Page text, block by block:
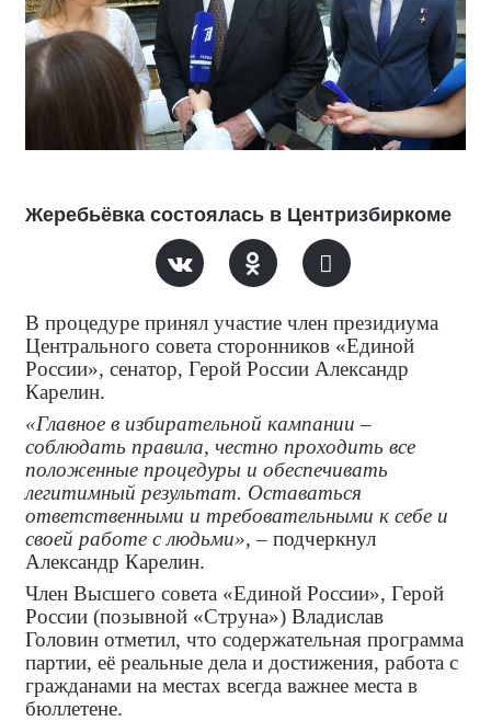
Жеребьёвка состоялась в Центризбиркоме
В процедуре принял участие член президиума
Центрального совета сторонников «Единой
России», сенатор, Герой России Александр
Карелин.
«Главное в избирательной кампании –
соблюдать правила, честно проходить все
положенные процедуры и обеспечивать
легитимный результат. Оставаться
ответственными и требовательными к себе и
своей работе с людьми», – подчеркнул
Александр Карелин.
Член Высшего совета «Единой России», Герой
России (позывной «Струна») Владислав
Головин отметил, что содержательная программа
партии, её реальные дела и достижения, работа с
гражданами на местах всегда важнее места в
бюллетене.